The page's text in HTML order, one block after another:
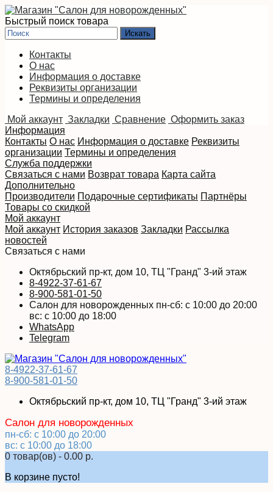
Быстрый поиск товара
Контакты
О нас
Информация о доставке
Реквизиты организации
Термины и определения
Мой аккаунт Закладки Сравнение Оформить заказ
Информация
Контакты О нас Информация о доставке Реквизиты
организации Термины и определения
Служба поддержки
Связаться с нами Возврат товара Карта сайта
Дополнительно
Производители Подарочные сертификаты Партнёры
Товары со скидкой
Мой аккаунт
Мой аккаунт История заказов Закладки Рассылка
новостей
Связаться с нами
Октябрьский пр-кт, дом 10, ТЦ "Гранд" 3-ий этаж
8-4922-37-61-67
8-900-581-01-50
Салон для новорожденных пн-сб: с 10:00 до 20:00
вс: с 10:00 до 18:00
WhatsApp
Telegram
8-4922-37-61-67
8-900-581-01-50
Октябрьский пр-кт, дом 10, ТЦ "Гранд" 3-ий этаж
Салон для новорожденных
пн-сб: с 10:00 до 20:00
вс: с 10:00 до 18:00
0 товар(ов) - 0.00 р.
В корзине пусто!